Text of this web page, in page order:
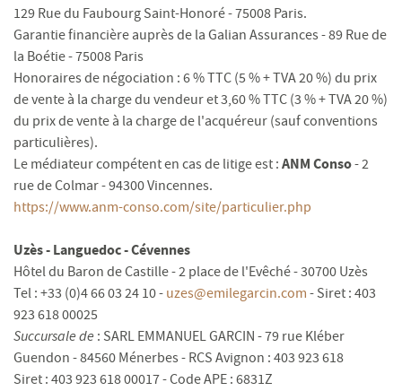
129 Rue du Faubourg Saint-Honoré - 75008 Paris.
Garantie financière auprès de la Galian Assurances - 89 Rue de
la Boétie - 75008 Paris
Honoraires de négociation : 6 % TTC (5 % + TVA 20 %) du prix
de vente à la charge du vendeur et 3,60 % TTC (3 % + TVA 20 %)
du prix de vente à la charge de l'acquéreur (sauf conventions
particulières).
Le médiateur compétent en cas de litige est : ANM Conso-2
rue de Colmar - 94300 Vincennes.
https://www.anm-conso.com/site/particulier.php
Uzès - Languedoc - Cévennes
Hôtel du Baron de Castille - 2 place de l'Evêché - 30700 Uzès
Tel : +33 (0)4 66 03 24 10 - uzes@emilegarcin.com - Siret : 403
923 618 00025
Succursale de : SARL EMMANUEL GARCIN - 79 rue Kléber
Guendon - 84560 Ménerbes - RCS Avignon : 403 923 618
Siret : 403 923 618 00017 - Code APE : 6831Z